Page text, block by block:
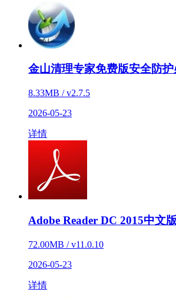
金山清理专家免费版安全防护
8.33MB / v2.7.5
2026-05-23
详情
Adobe Reader DC 2015中文
72.00MB / v11.0.10
2026-05-23
详情